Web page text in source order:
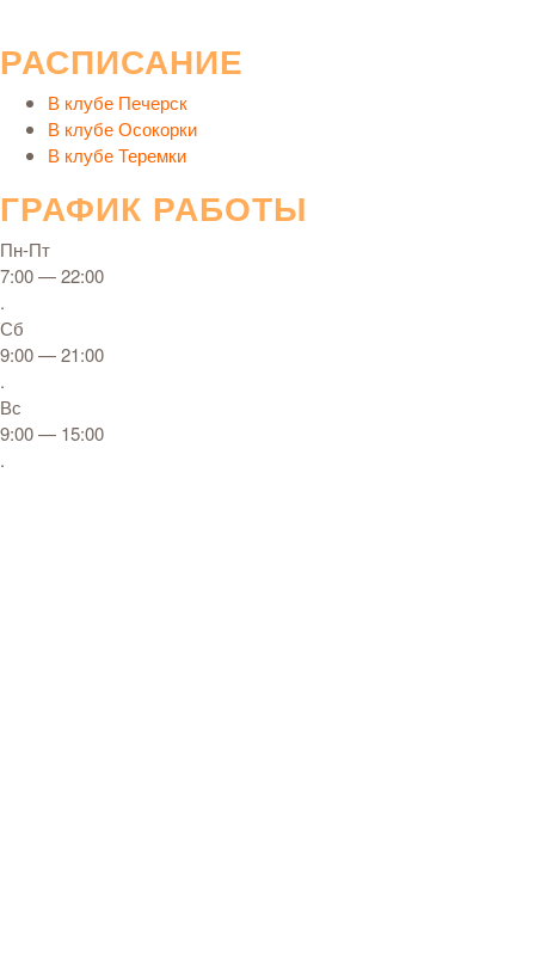
РАСПИСАНИЕ
В клубе Печерск
В клубе Осокорки
В клубе Теремки
ГРАФИК РАБОТЫ
Пн-Пт
7:00 — 22:00
.
Сб
9:00 — 21:00
.
Вс
9:00 — 15:00
.